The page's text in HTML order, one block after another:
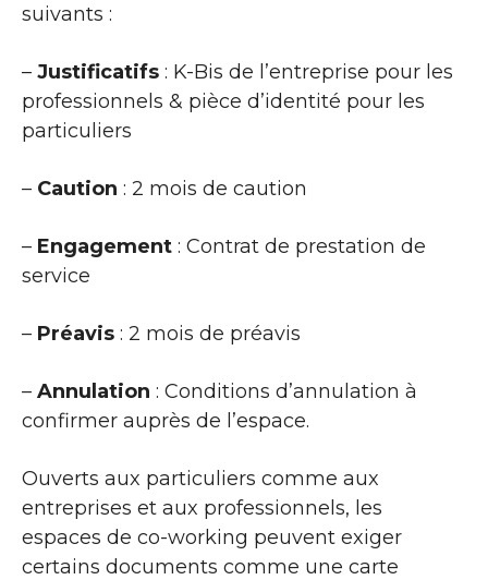
suivants :
– Justificatifs : K-Bis de l’entreprise pour les
professionnels & pièce d’identité pour les
particuliers
– Caution : 2 mois de caution
– Engagement : Contrat de prestation de
service
– Préavis : 2 mois de préavis
– Annulation : Conditions d’annulation à
confirmer auprès de l’espace.
Ouverts aux particuliers comme aux
entreprises et aux professionnels, les
espaces de co-working peuvent exiger
certains documents comme une carte